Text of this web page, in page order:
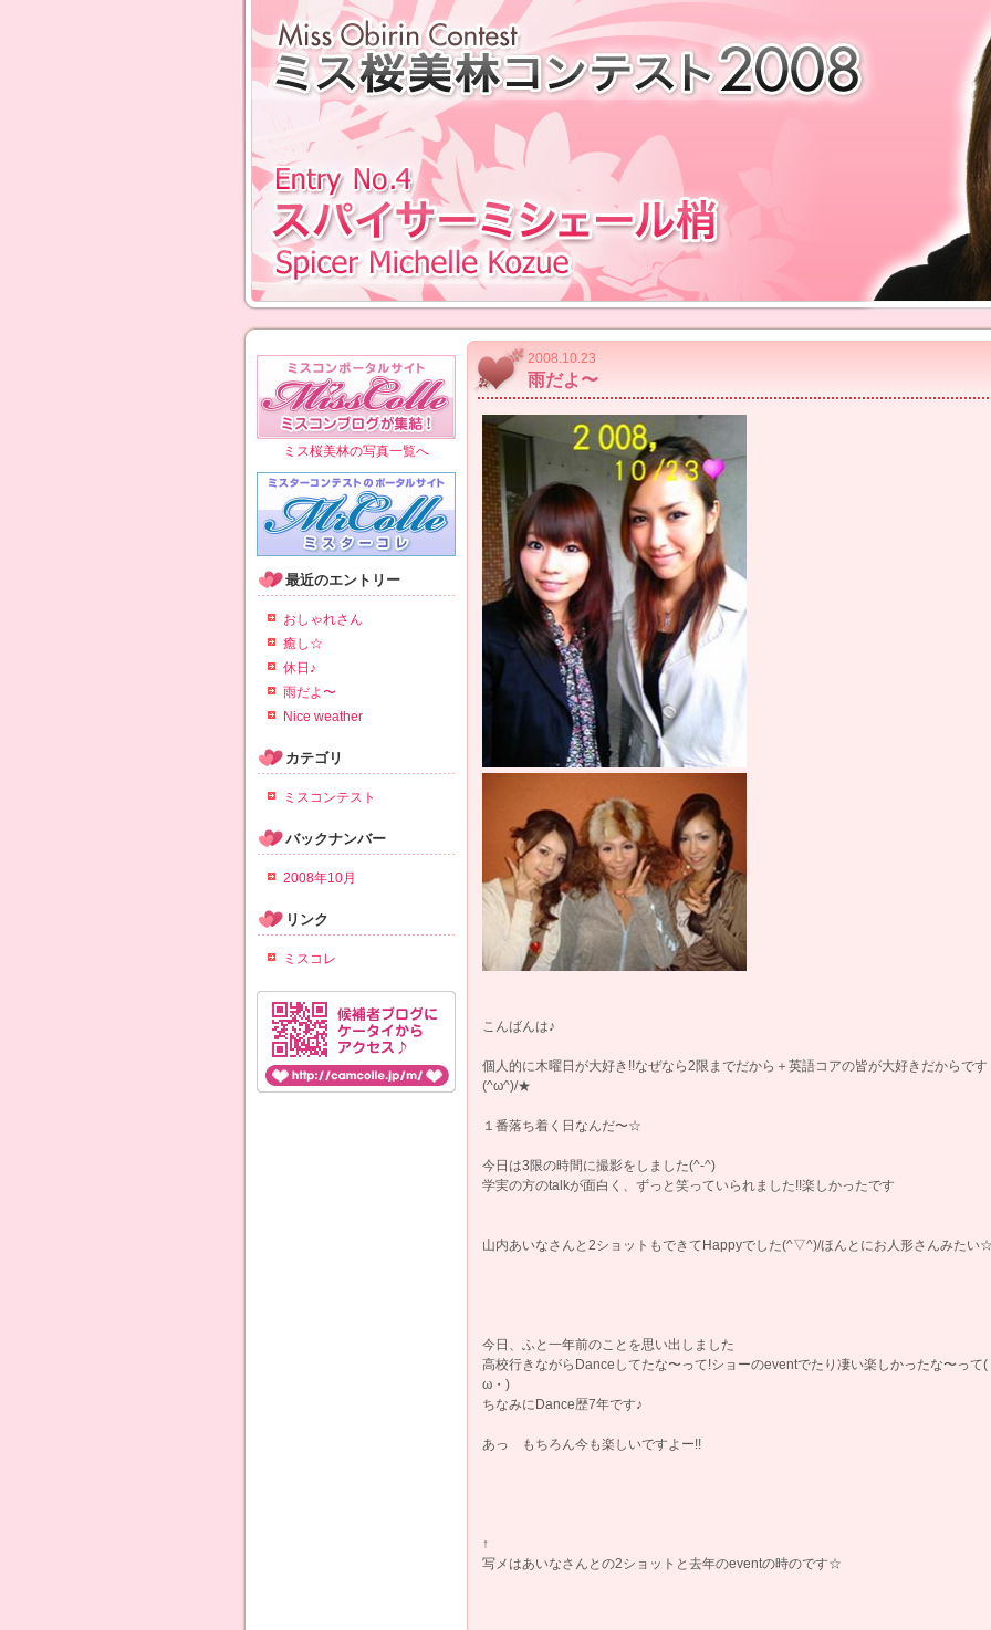
2008.10.23
雨だよ〜
こんばんは♪
個人的に木曜日が大好き!!なぜなら2限までだから＋英語コアの皆が大好きだからです
(^ω^)/★
１番落ち着く日なんだ〜☆
今日は3限の時間に撮影をしました(^-^)
学実の方のtalkが面白く、ずっと笑っていられました!!楽しかったです
山内あいなさんと2ショットもできてHappyでした(^▽^)/ほんとにお人形さんみたい
今日、ふと一年前のことを思い出しました
高校行きながらDanceしてたな〜って!ショーのeventでたり凄い楽しかったな〜って(
ω・)
ちなみにDance歴7年です♪
あっ もちろん今も楽しいですよー!!
↑
写メはあいなさんとの2ショットと去年のeventの時のです☆
ミス桜美林の写真一覧へ
最近のエントリー
おしゃれさん
癒し☆
休日♪
雨だよ〜
Nice weather
カテゴリ
ミスコンテスト
バックナンバー
2008年10月
リンク
ミスコレ